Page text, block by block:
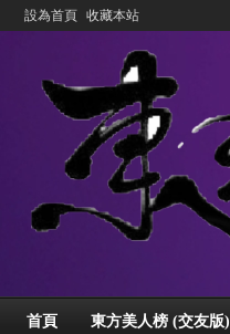
設為首頁 收藏本站
首頁 東方美人榜 (交友版)